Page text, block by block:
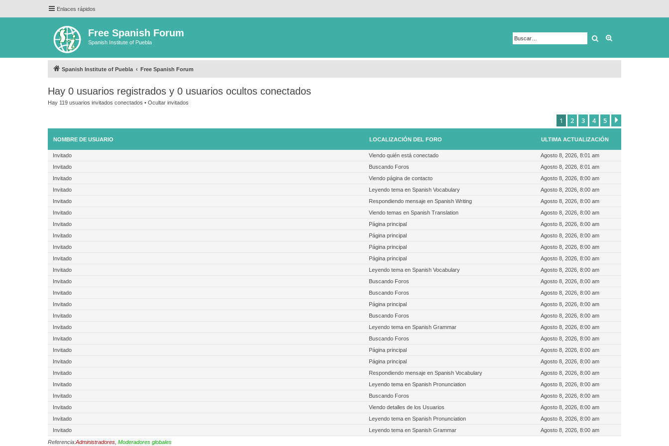
Enlaces rápidos
Free Spanish Forum
Spanish Institute of Puebla Buscar
Spanish Institute of Puebla Free Spanish Forum
Hay 0 usuarios registrados y 0 usuarios ocultos conectados
Hay 119 usuarios invitados conectados • Ocultar invitados
1 2 3 4 5
NOMBRE DE USUARIO LOCALIZACIÓN DEL FORO ULTIMA ACTUALIZACIÓN
Invitado Viendo quién está conectado
Agosto 8, 2026, 8:01 am
Invitado
Buscando Foros
Agosto 8, 2026, 8:01 am
Invitado
Viendo página de contacto
Agosto 8, 2026, 8:00 am
Invitado
Leyendo tema en Spanish Vocabulary
Agosto 8, 2026, 8:00 am
Invitado
Respondiendo mensaje en Spanish Writing
Agosto 8, 2026, 8:00 am
Invitado
Viendo temas en Spanish Translation
Agosto 8, 2026, 8:00 am
Invitado
Página principal
Agosto 8, 2026, 8:00 am
Invitado
Página principal
Agosto 8, 2026, 8:00 am
Invitado
Página principal
Agosto 8, 2026, 8:00 am
Invitado
Página principal
Agosto 8, 2026, 8:00 am
Invitado
Leyendo tema en Spanish Vocabulary
Agosto 8, 2026, 8:00 am
Invitado
Buscando Foros
Agosto 8, 2026, 8:00 am
Invitado
Buscando Foros
Agosto 8, 2026, 8:00 am
Invitado
Página principal
Agosto 8, 2026, 8:00 am
Invitado
Buscando Foros
Agosto 8, 2026, 8:00 am
Invitado
Leyendo tema en Spanish Grammar
Agosto 8, 2026, 8:00 am
Invitado
Buscando Foros
Agosto 8, 2026, 8:00 am
Invitado
Página principal
Agosto 8, 2026, 8:00 am
Invitado
Página principal
Agosto 8, 2026, 8:00 am
Invitado
Respondiendo mensaje en Spanish Vocabulary
Agosto 8, 2026, 8:00 am
Invitado
Leyendo tema en Spanish Pronunciation
Agosto 8, 2026, 8:00 am
Invitado
Buscando Foros
Agosto 8, 2026, 8:00 am
Invitado
Viendo detalles de los Usuarios
Agosto 8, 2026, 8:00 am
Invitado
Leyendo tema en Spanish Pronunciation
Agosto 8, 2026, 8:00 am
Invitado
Leyendo tema en Spanish Grammar
Agosto 8, 2026, 8:00 am
Referencia:Administradores Moderadores globales